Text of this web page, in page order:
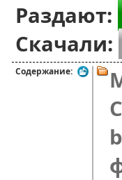
Раздают:
Скачали:
Содержание: